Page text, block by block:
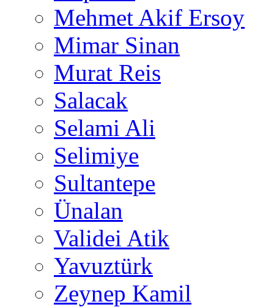
Mehmet Akif Ersoy
Mimar Sinan
Murat Reis
Salacak
Selami Ali
Selimiye
Sultantepe
Ünalan
Validei Atik
Yavuztürk
Zeynep Kamil